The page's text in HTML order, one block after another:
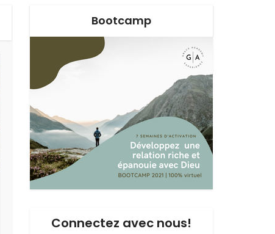
Bootcamp
Connectez avec nous!